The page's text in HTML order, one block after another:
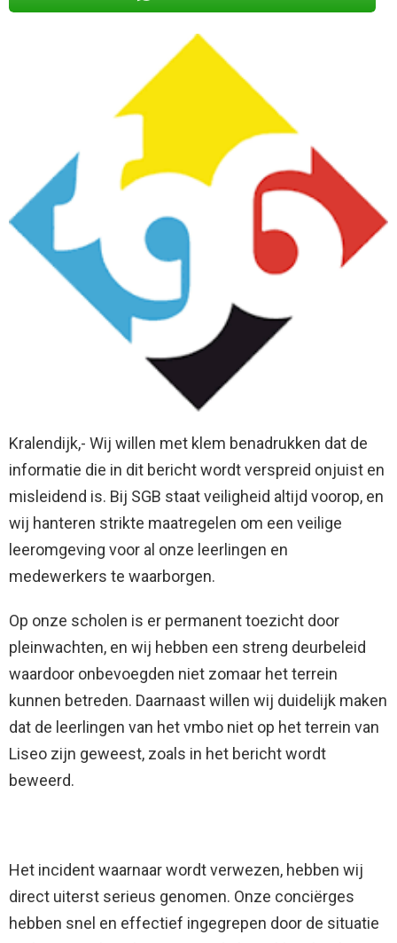
Kralendijk,- Wij willen met klem benadrukken dat de
informatie die in dit bericht wordt verspreid onjuist en
misleidend is. Bij SGB staat veiligheid altijd voorop, en
wij hanteren strikte maatregelen om een veilige
leeromgeving voor al onze leerlingen en
medewerkers te waarborgen.
Op onze scholen is er permanent toezicht door
pleinwachten, en wij hebben een streng deurbeleid
waardoor onbevoegden niet zomaar het terrein
kunnen betreden. Daarnaast willen wij duidelijk maken
dat de leerlingen van het vmbo niet op het terrein van
Liseo zijn geweest, zoals in het bericht wordt
beweerd.
Het incident waarnaar wordt verwezen, hebben wij
direct uiterst serieus genomen. Onze conciërges
hebben snel en effectief ingegrepen door de situatie